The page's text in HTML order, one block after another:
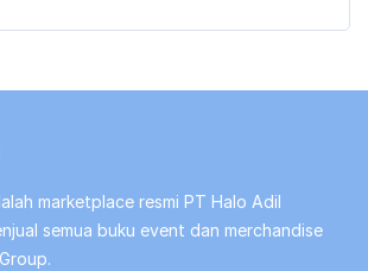
marketplace resmi PT Halo Adil
semua buku event dan merchandise